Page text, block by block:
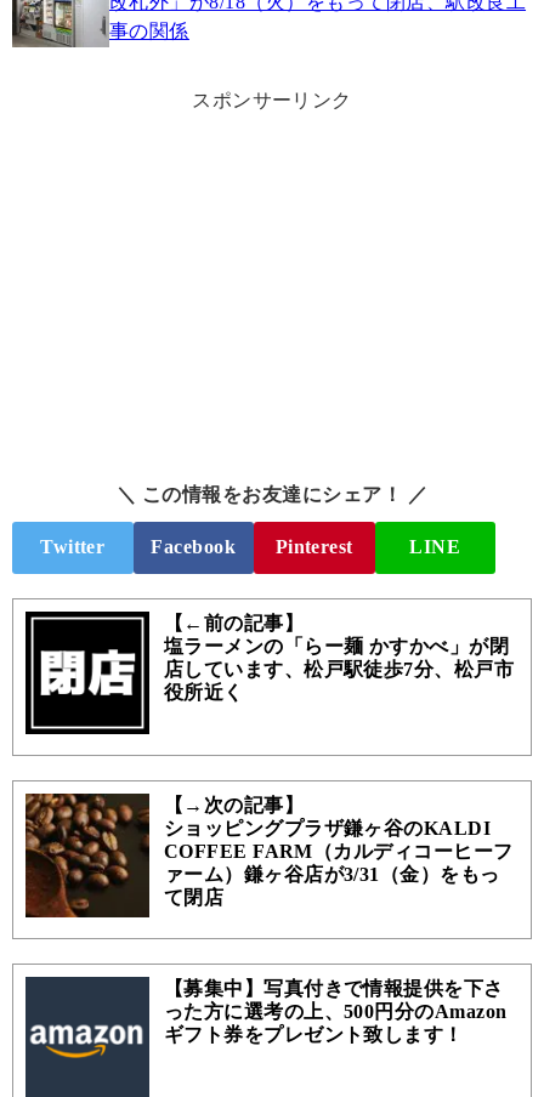
事の関係
スポンサーリンク
＼ この情報をお友達にシェア！ ／
Twitter Facebook Pinterest LINE
【←前の記事】
塩ラーメンの「らー麺 かすかべ」が閉
店しています、松戸駅徒歩7分、松戸市
役所近く
【→次の記事】
ショッピングプラザ鎌ヶ谷のKALDI
COFFEE FARM（カルディコーヒーフ
ァーム）鎌ヶ谷店が3/31（金）をもっ
て閉店
【募集中】写真付きで情報提供を下さ
った方に選考の上、500円分のAmazon
ギフト券をプレゼント致します！